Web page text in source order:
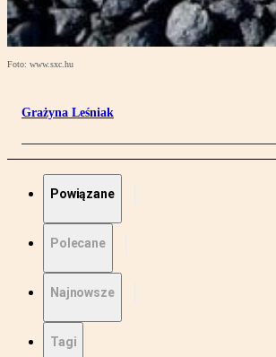
Foto: www.sxc.hu
Grażyna Leśniak
Powiązane
Polecane
Najnowsze
Tagi